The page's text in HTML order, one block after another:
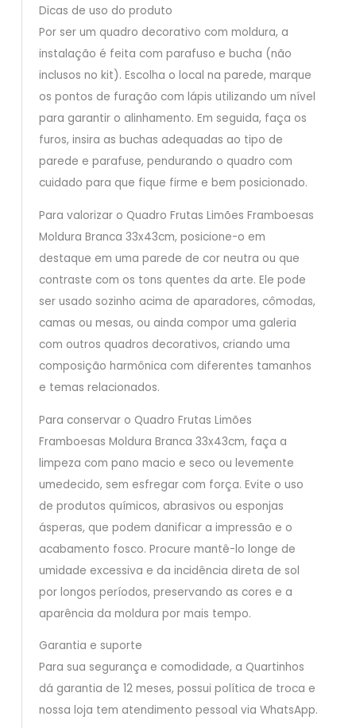
Dicas de uso do produto
Por ser um quadro decorativo com moldura, a
instalação é feita com parafuso e bucha (não
inclusos no kit). Escolha o local na parede, marque
os pontos de furação com lápis utilizando um nível
para garantir o alinhamento. Em seguida, faça os
furos, insira as buchas adequadas ao tipo de
parede e parafuse, pendurando o quadro com
cuidado para que fique firme e bem posicionado.
Para valorizar o Quadro Frutas Limões Framboesas
Moldura Branca 33x43cm, posicione-o em
destaque em uma parede de cor neutra ou que
contraste com os tons quentes da arte. Ele pode
ser usado sozinho acima de aparadores, cômodas,
camas ou mesas, ou ainda compor uma galeria
com outros quadros decorativos, criando uma
composição harmônica com diferentes tamanhos
e temas relacionados.
Para conservar o Quadro Frutas Limões
Framboesas Moldura Branca 33x43cm, faça a
limpeza com pano macio e seco ou levemente
umedecido, sem esfregar com força. Evite o uso
de produtos químicos, abrasivos ou esponjas
ásperas, que podem danificar a impressão e o
acabamento fosco. Procure mantê-lo longe de
umidade excessiva e da incidência direta de sol
por longos períodos, preservando as cores e a
aparência da moldura por mais tempo.
Garantia e suporte
Para sua segurança e comodidade, a Quartinhos
dá garantia de 12 meses, possui política de troca e
nossa loja tem atendimento pessoal via WhatsApp.